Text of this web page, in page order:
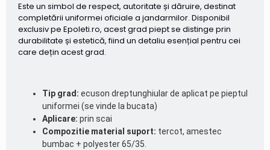
Este un simbol de respect, autoritate și dăruire, destinat
completării uniformei oficiale a jandarmilor. Disponibil
exclusiv pe Epoleti.ro, acest grad piept se distinge prin
durabilitate și estetică, fiind un detaliu esențial pentru cei
care dețin acest grad.
Tip grad: ecuson dreptunghiular de aplicat pe pieptul
uniformei (se vinde la bucata)
Aplicare: prin scai
Compozitie material suport: tercot, amestec
bumbac + polyester 65/35.